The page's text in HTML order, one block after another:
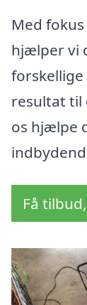
Med
hjælper vi
forskellige
resultat til
os hjælpe
Få